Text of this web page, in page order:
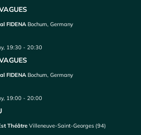
FIDENA Bochum, Germany
19:30 -20:30
FIDENA Bochum, Germany
19:00 -20:00
ThéâtreVilleneuve-Saint-Georges (94)